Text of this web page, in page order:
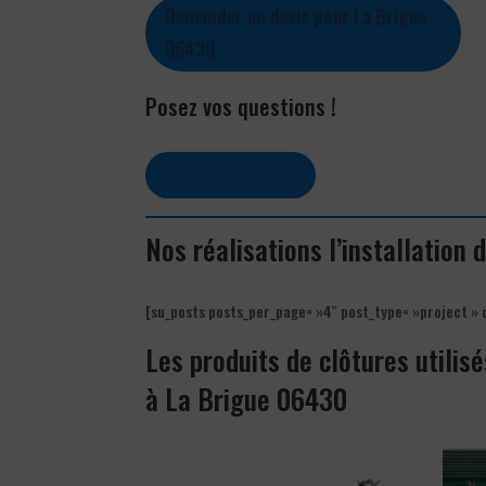
Posez vos questions !
Nos réalisations l’installation
[su_posts posts_per_page= »4″ post_type= »project
Les produits de clôtures
à La Brigue 06430